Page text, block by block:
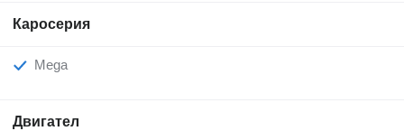
Каросерия
Mega
Двигател